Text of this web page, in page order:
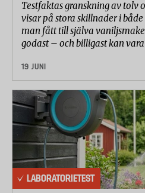
Vatten, slit och ryck
För att ta reda på hur bra
olika egenskaper hos
Man har också kontrollerat
andas, och även uppskattat
Resultaten från de olika
fått olika tyngd när
fram. Mest vikt har lagts vid
vattentäthet. Näst viktigast
Testfaktas granskning av tolv
visar på stora skillnader i
man fått till själva
godast – och billigast kan
19 JUNI
LABORATORIETEST